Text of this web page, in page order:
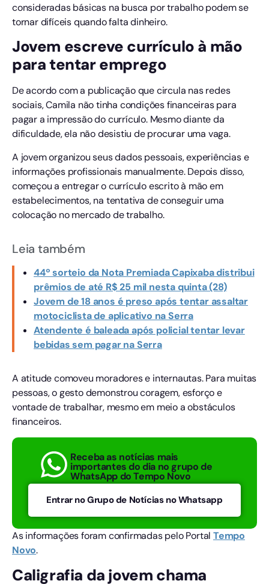
consideradas básicas na busca por trabalho podem se
tornar difíceis quando falta dinheiro.
Jovem escreve currículo à mão
para tentar emprego
De acordo com a publicação que circula nas redes
sociais, Camila não tinha condições financeiras para
pagar a impressão do currículo. Mesmo diante da
dificuldade, ela não desistiu de procurar uma vaga.
A jovem organizou seus dados pessoais, experiências e
informações profissionais manualmente. Depois disso,
começou a entregar o currículo escrito à mão em
estabelecimentos, na tentativa de conseguir uma
colocação no mercado de trabalho.
Leia também
44º sorteio da Nota Premiada Capixaba distribui
prêmios de até R$ 25 mil nesta quinta (28)
Jovem de 18 anos é preso após tentar assaltar
motociclista de aplicativo na Serra
Atendente é baleada após policial tentar levar
bebidas sem pagar na Serra
A atitude comoveu moradores e internautas. Para muitas
pessoas, o gesto demonstrou coragem, esforço e
vontade de trabalhar, mesmo em meio a obstáculos
financeiros.
Receba as notícias mais
importantes do dia no grupo de
WhatsApp do Tempo Novo
Entrar no Grupo de Notícias no Whatsapp
As informações foram confirmadas pelo Portal Tempo
Novo.
Caligrafia da jovem chama